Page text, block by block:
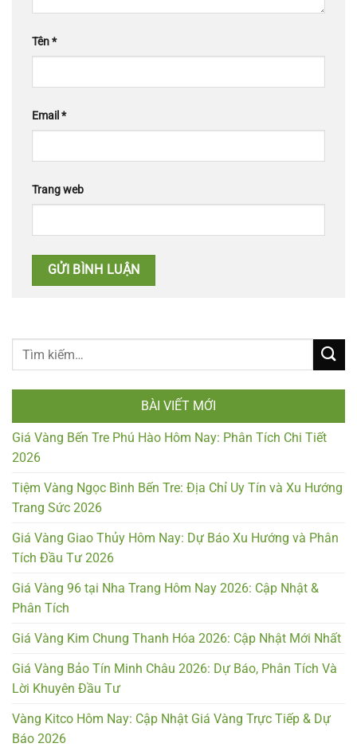
Tên*
Email *
Trang web
BÀI VIẾT MỚI
Giá Vàng Bến Tre Phú Hào Hôm Nay: Phân Tích Chi Tiết
2026
Tiệm Vàng Ngọc Bình Bến Tre: Địa Chỉ Uy Tín và Xu Hướng
Trang Sức 2026
Giá Vàng Giao Thủy Hôm Nay: Dự Báo Xu Hướng và Phân
Tích Đầu Tư 2026
Giá Vàng 96 tại Nha Trang Hôm Nay 2026: Cập Nhật &
Phân Tích
Giá Vàng Kim Chung Thanh Hóa 2026: Cập Nhật Mới Nhất
Giá Vàng Bảo Tín Minh Châu 2026: Dự Báo, Phân Tích Và
Lời Khuyên Đầu Tư
Vàng Kitco Hôm Nay: Cập Nhật Giá Vàng Trực Tiếp & Dự
Báo 2026